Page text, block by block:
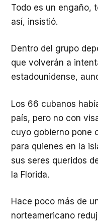
Todo es un engaño,
así, insistió.
Dentro del grupo
que volverán a
estadounidense,
Los 66 cubanos
país, pero no con
cuyo gobierno pone
para quienes en la
sus seres queridos
la Florida.
Hace poco más de
norteamericano